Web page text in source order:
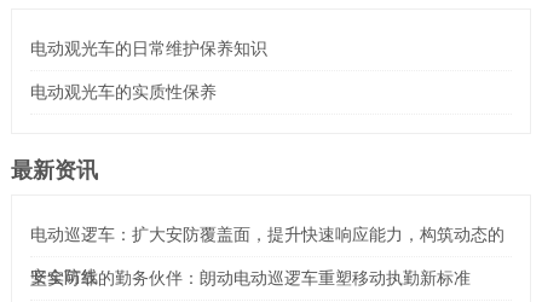
电动观光车的日常维护保养知识
电动观光车的实质性保养
最新资讯
电动巡逻车：扩大安防覆盖面，提升快速响应能力，构筑动态的
安全防线
坚实可靠的勤务伙伴：朗动电动巡逻车重塑移动执勤新标准